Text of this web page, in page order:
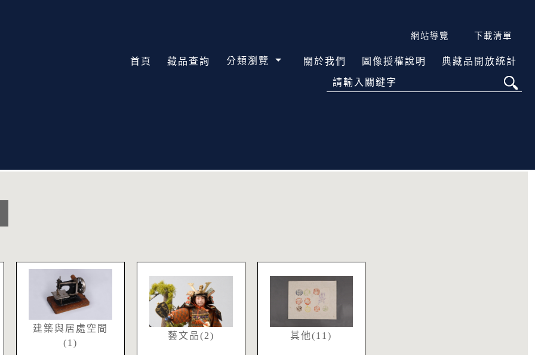
網站導覽 下載清單
首頁 藏品查詢 分類瀏覽 關於我們 圖像授權說明 典藏品開放統計
請輸入關鍵字
建築與居處空間
(1)
藝文品(2) 其他(11)